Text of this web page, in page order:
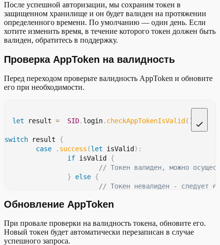
                             codeChallengeMethod
После успешной авторизации, мы сохраним токен в
защищенном хранилище и он будет валиден на протяжении
определенного времени. По умолчанию — один день. Если
хотите изменить время, в течение которого токен должен быть
валиден, обратитесь в поддержку.
Проверка AppToken на валидность
Перед переходом проверьте валидность AppToken и обновите
его при необходимости.
let result = SID. login. checkAppTokenIsValid( )
switch result {
case
. success (let isValid) :
if isValid {
// Токен валиден, можно
}
else {
// Токен невалиден - следует
case .failure(let error
}
Обновление AppToken
При провале проверки на валидность токена, обновите его.
Новый токен будет автоматически перезаписан в случае
успешного запроса.